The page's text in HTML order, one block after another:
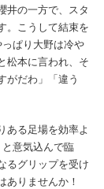
井の一方で、スタ
。こうして結束を
ぱり大野は冷や
松本に言われ、そ
がだわ」「違う
ある足場を効率よ
意気込んで臨
るグリップを受け
ありませんか！